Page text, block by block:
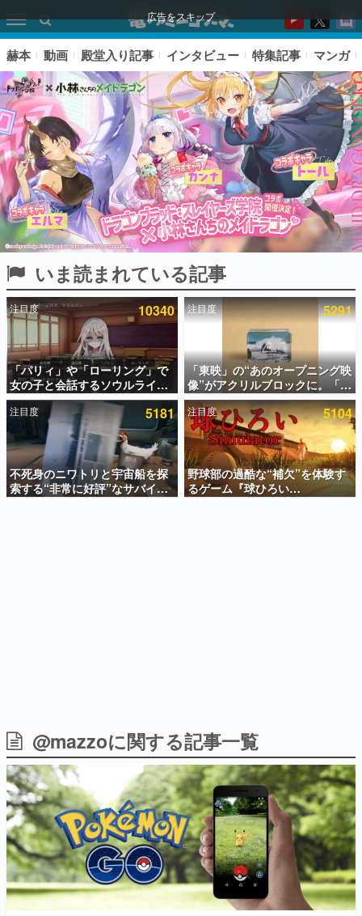
広告をスキップ
ピックアップ
電ファミのいま読まれている記事ランキング
アプリセール情報
インタビュー
連載・特集一覧
殿堂入り記事
SNS拡散数が数千以上！ ページビュー数万以上！ などな
ど。多くの人々に読まれた、電ファミ渾身の“殿堂入り”記
事をまとめました。
日本のコンテンツ産業やカルチャーに与えた影響を探る企
画です。
日本モバイルゲーム産業史
日本のモバイルゲーム史における主要なトピック・タイト
ルを網羅するほか、開発者へのインタビューや識者による
解説を掲載。約20年の歴史が一望できる決定版！
若ゲのいたり〜ゲームクリエイターの青春〜
『うつヌケ』『ペンと箸』等で知られるマンガ家・田中圭
一先生によるゲーム業界レポートマンガです。
なんでゲームは面白い？
赫本 動画 殿堂入り記事 インタビュー 特集記事 マンガ
いま読まれている記事
注目度 10340
「パリィ」や「ローリング」で
女の子と会話するソウルライク
恋愛ゲーム『小早川さんはソウ
ルライク』無料公開。返事に失
敗すると「YOU DIED」
注目度 5291
「東映」の“あのオープニング映
像”がアクリルブロックに。「東
映ヒストリカル グッズコレクシ
ョン」が8月下旬より発売
注目度 5181
不死身のニワトリと宇宙船を探
索する“非常に好評”なサバイバ
ルゲーム『Breathedge』が無
注目度 5104
野球部の過酷な“補欠”を体験す
るゲーム『球ひろい
Simulator』が「1件」のウィッ
@mazzoに関する記事一覧